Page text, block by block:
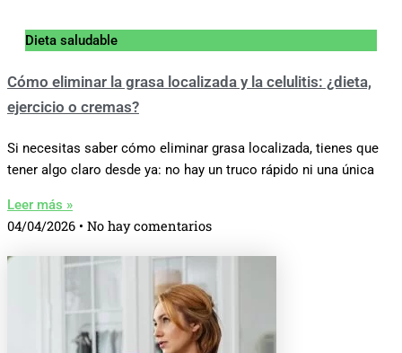
Dieta saludable
Cómo eliminar la grasa localizada y la celulitis: ¿dieta,
ejercicio o cremas?
Si necesitas saber cómo eliminar grasa localizada, tienes que
tener algo claro desde ya: no hay un truco rápido ni una única
Leer más »
04/04/2026 No hay comentarios